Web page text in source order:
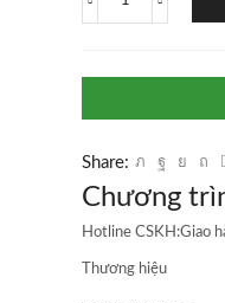
Rital
30
-
kích
thần
kinh
lượng
Share:
Chương
Hotline CSKH:Giao
Thương hiệu